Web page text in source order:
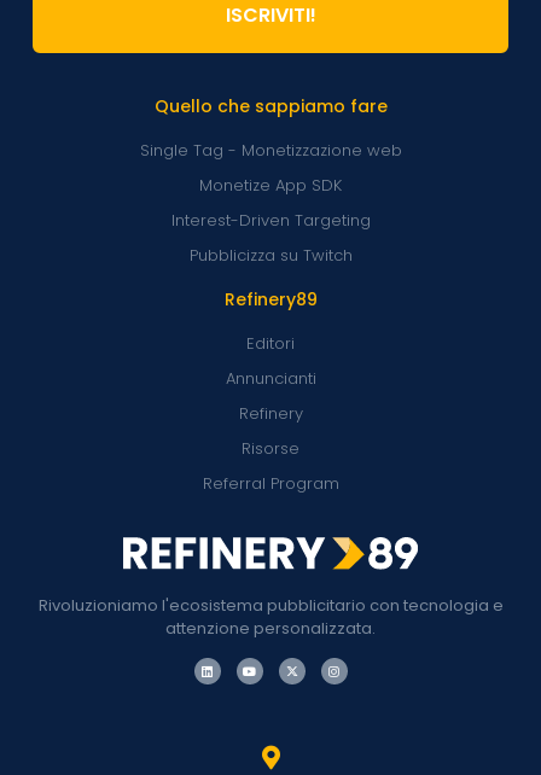
Rivoluzioniamo l'ecosistema pubblicitario con tecnologia e
attenzione personalizzata.
Refinery89
Editori
Annuncianti
Refinery
Risorse
Referral Program
Quello che sappiamo fare
Single Tag - Monetizzazione web
Monetize App SDK
Interest-Driven Targeting
Pubblicizza su Twitch
ISCRIVITI!